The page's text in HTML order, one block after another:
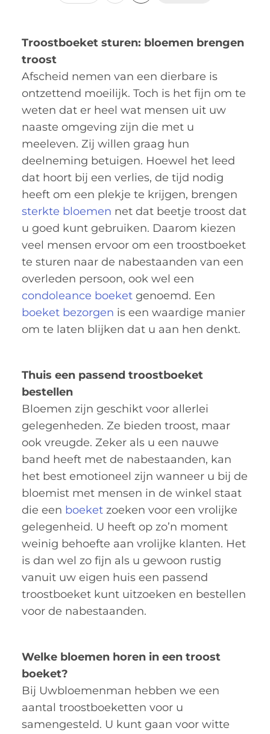
Troostboeket sturen: bloemen brengen
troost
Afscheid nemen van een dierbare is
ontzettend moeilijk. Toch is het fijn om te
weten dat er heel wat mensen uit uw
naaste omgeving zijn die met u
meeleven. Zij willen graag hun
deelneming betuigen. Hoewel het leed
dat hoort bij een verlies, de tijd nodig
heeft om een plekje te krijgen, brengen
sterkte bloemen net dat beetje troost dat
u goed kunt gebruiken. Daarom kiezen
veel mensen ervoor om een troostboeket
te sturen naar de nabestaanden van een
overleden persoon, ook wel een
condoleance boeket genoemd. Een
boeket bezorgen is een waardige manier
om te laten blijken dat u aan hen denkt.
Thuis een passend troostboeket
bestellen
Bloemen zijn geschikt voor allerlei
gelegenheden. Ze bieden troost, maar
ook vreugde. Zeker als u een nauwe
band heeft met de nabestaanden, kan
het best emotioneel zijn wanneer u bij de
bloemist met mensen in de winkel staat
die een boeket zoeken voor een vrolijke
gelegenheid. U heeft op zo’n moment
weinig behoefte aan vrolijke klanten. Het
is dan wel zo fijn als u gewoon rustig
vanuit uw eigen huis een passend
troostboeket kunt uitzoeken en bestellen
voor de nabestaanden.
Welke bloemen horen in een troost
boeket?
Bij Uwbloemenman hebben we een
aantal troostboeketten voor u
samengesteld. U kunt gaan voor witte